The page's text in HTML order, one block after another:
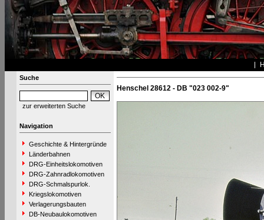
Suche
zur erweiterten Suche
Navigation
Geschichte & Hintergründe
Länderbahnen
DRG-Einheitslokomotiven
DRG-Zahnradlokomotiven
DRG-Schmalspurlok.
Kriegslokomotiven
Verlagerungsbauten
DB-Neubaulokomotiven
Henschel 28612 - DB "023 002-9"